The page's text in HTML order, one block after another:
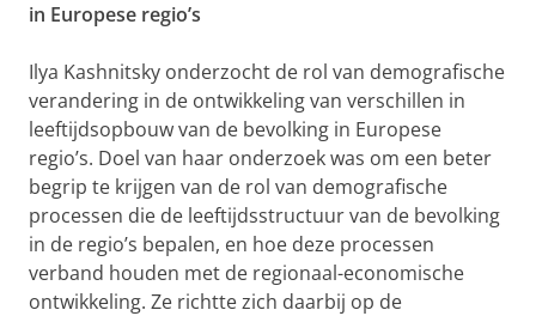
in Europese regio’s
Ilya Kashnitsky onderzocht de rol van demografische
verandering in de ontwikkeling van verschillen in
leeftijdsopbouw van de bevolking in Europese
regio’s. Doel van haar onderzoek was om een beter
begrip te krijgen van de rol van demografische
processen die de leeftijdsstructuur van de bevolking
in de regio’s bepalen, en hoe deze processen
verband houden met de regionaal-economische
ontwikkeling. Ze richtte zich daarbij op de